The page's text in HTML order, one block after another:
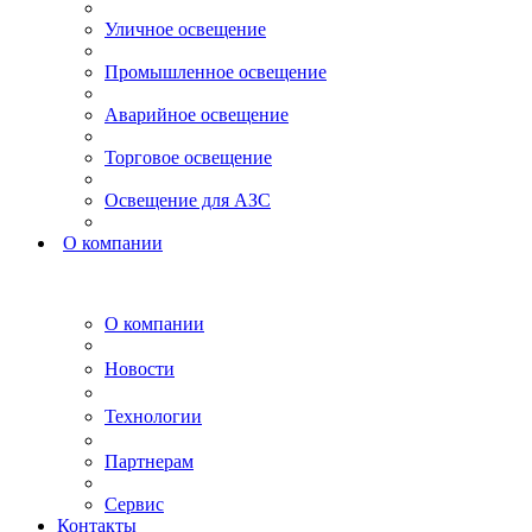
Уличное освещение
Промышленное освещение
Аварийное освещение
Торговое освещение
Освещение для АЗС
О компании
О компании
Новости
Технологии
Партнерам
Сервис
Контакты